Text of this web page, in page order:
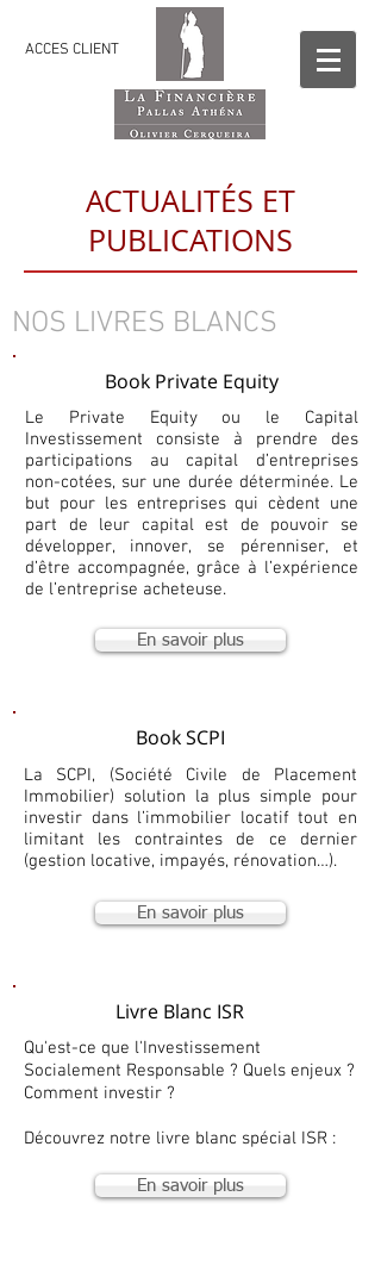
ACCES CLIENT
ACTUALITÉS ET
PUBLICATIONS
NOS LIVRES BLANCS
Book Private Equity
Le Private Equity ou le Capital
Investissement consiste à prendre des
participations au capital d’entreprises
non-cotées, sur une durée déterminée. Le
but pour les entreprises qui cèdent une
part de leur capital est de pouvoir se
développer, innover, se pérenniser, et
d’être accompagnée, grâce à l’expérience
de l’entreprise acheteuse.
En savoir plus
Book SCPI
La SCPI, (Société Civile de Placement
Immobilier) solution la plus simple pour
investir dans l’immobilier locatif tout en
limitant les contraintes de ce dernier
(gestion locative, impayés, rénovation…).
En savoir plus
Livre Blanc ISR
Qu'est-ce que l'Investissement
Socialement Responsable ? Quels enjeux ?
Comment investir ?
Découvrez notre livre blanc spécial ISR :
En savoir plus